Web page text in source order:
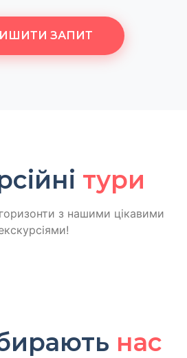
ЗАПИТ
тури
з нашими цікавими
нас